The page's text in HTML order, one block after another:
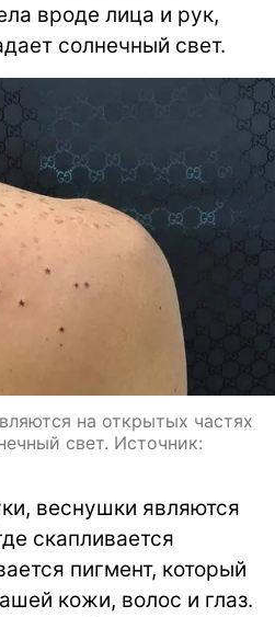
вроде лица и рук,
солнечный свет.
на открытых частях
свет. Источник:
веснушки являются
скапливается
пигмент, который
кожи, волос и глаз.